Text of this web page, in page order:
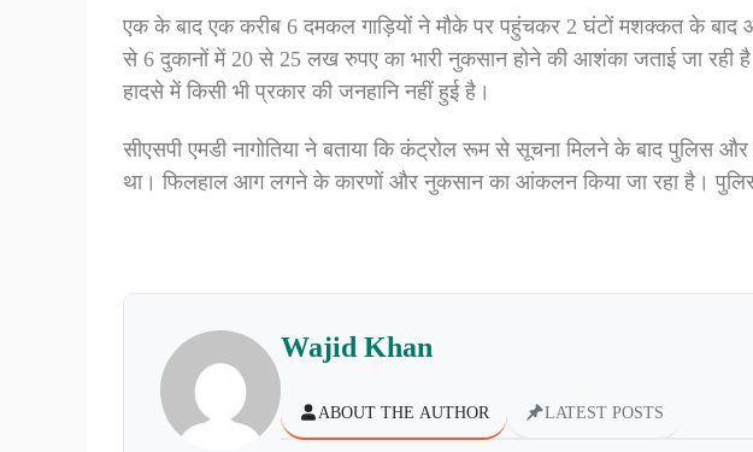
एक के बाद एक करीब 6 दमकल गाड़ियों ने मौके पर पहुंचकर 2 घंटों मशक्कत के
से 6 दुकानों में 20 से 25 लख रुपए का भारी नुकसान होने की आशंका जताई जा रही
हादसे में किसी भी प्रकार की जनहानि नहीं हुई है।
सीएसपी एमडी नागोतिया ने बताया कि कंट्रोल रूम से सूचना मिलने के बाद पुलिस
था। फिलहाल आग लगने के कारणों और नुकसान का आंकलन किया जा रहा है।
Wajid Khan
ABOUT THE AUTHOR LATEST POSTS